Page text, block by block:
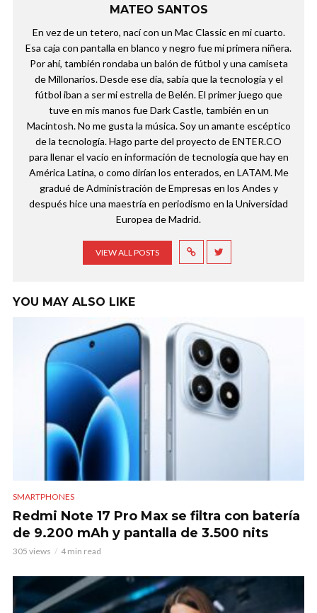
MATEO SANTOS
En vez de un tetero, nací con un Mac Classic en mi cuarto.
Esa caja con pantalla en blanco y negro fue mi primera niñera.
Por ahí, también rondaba un balón de fútbol y una camiseta
de Millonarios. Desde ese día, sabía que la tecnología y el
fútbol iban a ser mi estrella de Belén. El primer juego que
tuve en mis manos fue Dark Castle, también en un
Macintosh. No me gusta la música. Soy un amante escéptico
de la tecnología. Hago parte del proyecto de ENTER.CO
para llenar el vacío en información de tecnología que hay en
América Latina, o como dirían los enterados, en LATAM. Me
gradué de Administración de Empresas en los Andes y
después hice una maestría en periodismo en la Universidad
Europea de Madrid.
VIEW ALL POSTS
YOU MAY ALSO LIKE
SMARTPHONES
Redmi Note 17 Pro Max se filtra con batería
de 9.200 mAh y pantalla de 3.500 nits
305 views 4 min read